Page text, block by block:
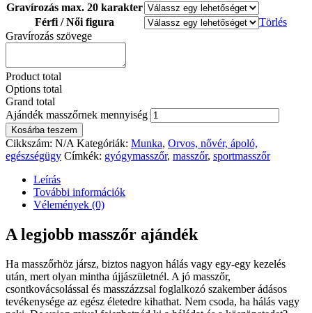
Gravírozás max. 20 karakter
Férfi / Női figura
Törlés
Gravírozás szövege
Product total
Options total
Grand total
Ajándék masszőrnek mennyiség
Kosárba teszem
Cikkszám: N/A Kategóriák: Munka, Orvos, nővér, ápoló,
egészségügy Címkék: gyógymasszőr, masszőr, sportmasszőr
Leírás
További információk
Vélemények (0)
A legjobb masszőr ajándék
Ha masszőrhöz jársz, biztos nagyon hálás vagy egy-egy kezelés
után, mert olyan mintha újjászületnél. A jó masszőr,
csontkovácsolással és masszázzsal foglalkozó szakember ádásos
tevékenysége az egész életedre kihathat. Nem csoda, ha hálás vagy